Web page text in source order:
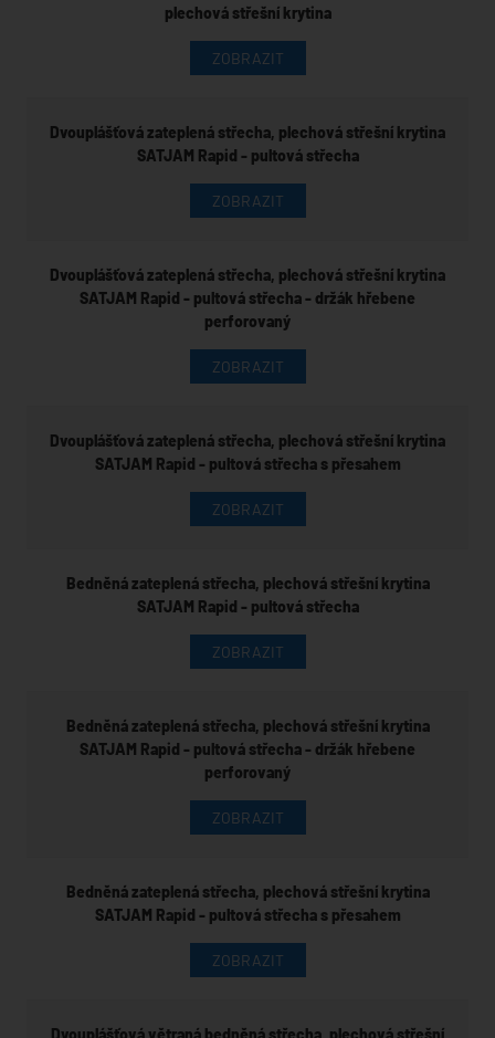
plechová střešní krytina
ZOBRAZIT
Dvouplášťová zateplená střecha, plechová střešní krytina
SATJAM Rapid - pultová střecha
ZOBRAZIT
Dvouplášťová zateplená střecha, plechová střešní krytina
SATJAM Rapid - pultová střecha - držák hřebene
perforovaný
ZOBRAZIT
Dvouplášťová zateplená střecha, plechová střešní krytina
SATJAM Rapid - pultová střecha s přesahem
ZOBRAZIT
Bedněná zateplená střecha, plechová střešní krytina
SATJAM Rapid - pultová střecha
ZOBRAZIT
Bedněná zateplená střecha, plechová střešní krytina
SATJAM Rapid - pultová střecha - držák hřebene
perforovaný
ZOBRAZIT
Bedněná zateplená střecha, plechová střešní krytina
SATJAM Rapid - pultová střecha s přesahem
ZOBRAZIT
Dvouplášťová větraná bedněná střecha, plechová střešní